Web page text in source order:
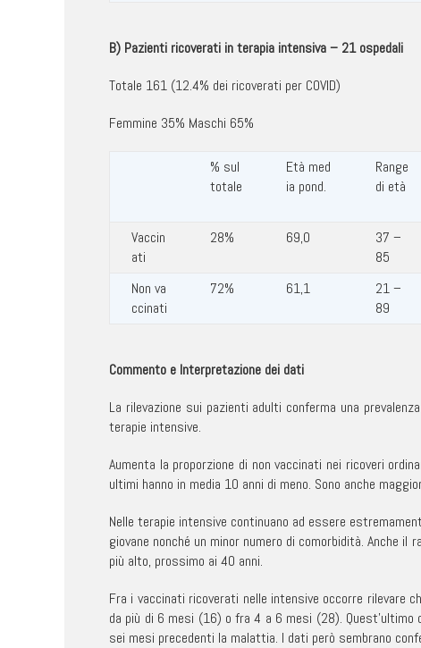
B) Pazienti ricoverati in terapia intensiva – 21 ospedali
Totale 161 (12.4% dei ricoverati per COVID)
Femmine 35% Maschi 65%
% sul
totale
Età med
ia pond.
Range
di età
Vaccin
ati
28% 69,0
37 –
85
Non va
ccinati
72% 61,1
21 –
89
Commento e Interpretazione dei dati
La rilevazione sui pazienti adulti conferma una
terapie intensive.
Aumenta la proporzione di non vaccinati nei ricoveri
ultimi hanno in media 10 anni di meno. Sono anche
Nelle terapie intensive continuano ad essere
giovane nonché un minor numero di comorbidità. Anche
più alto, prossimo ai 40 anni.
Fra i vaccinati ricoverati nelle intensive occorre rilevare
da più di 6 mesi (16) o fra 4 a 6 mesi (28).
sei mesi precedenti la malattia. I dati però sembrano